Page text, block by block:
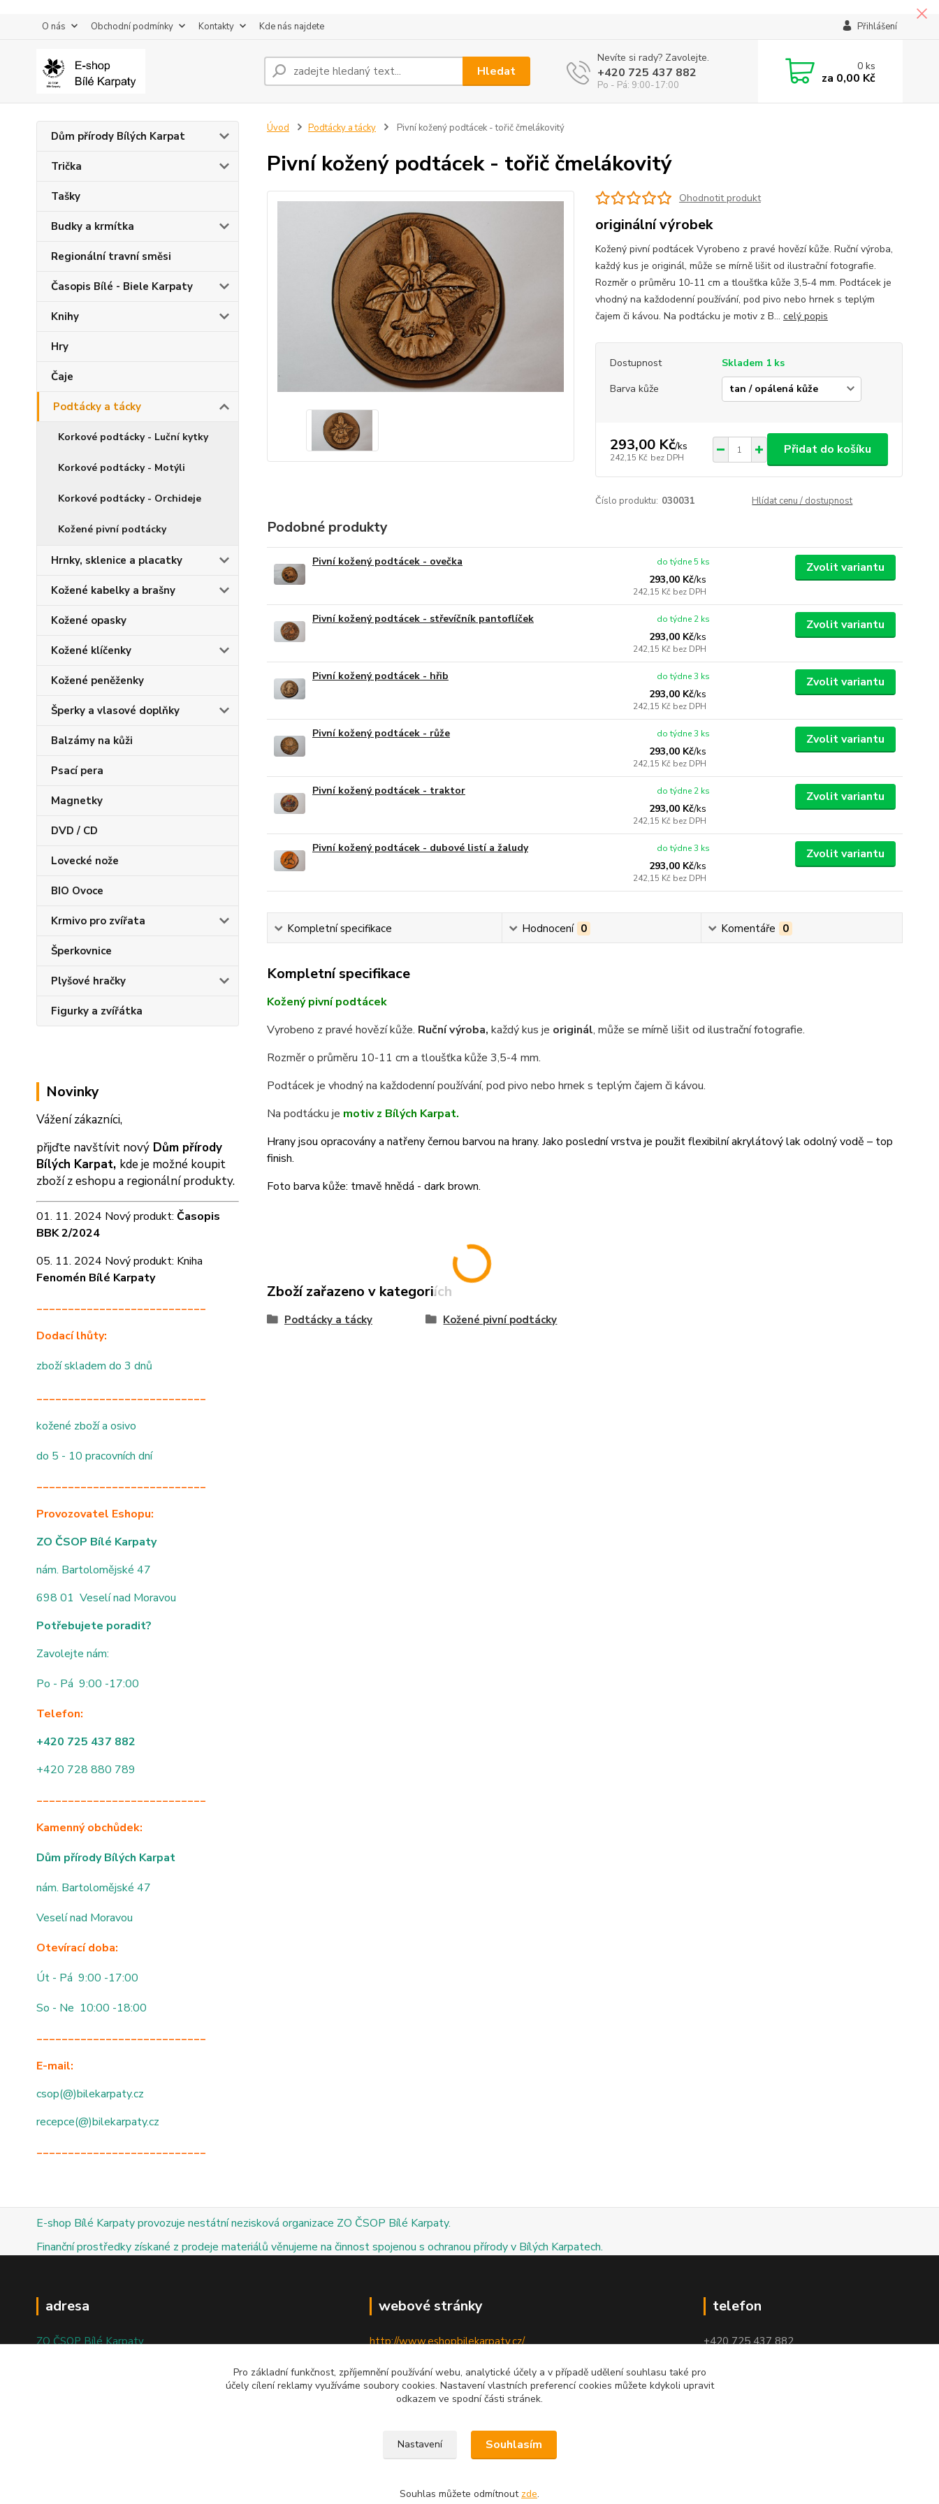
O nás Obchodní podmínky Kontakty Kde nás najdete Přihlášení
Hledat
Nevíte si rady? Zavolejte.
+420 725 437 882
Po - Pá: 9:00-17:00
0ks
za 0,00 Kč
Dům přírody Bílých Karpat
Trička
Tašky
Budky a krmítka
Regionální travní směsi
Časopis Bílé - Biele Karpaty
Knihy
Hry
Čaje
Podtácky a tácky
Korkové podtácky - Luční kytky
Korkové podtácky - Motýli
Korkové podtácky - Orchideje
Kožené pivní podtácky
Hrnky, sklenice a placatky
Kožené kabelky a brašny
Kožené opasky
Kožené klíčenky
Kožené peněženky
Šperky a vlasové doplňky
Balzámy na kůži
Psací pera
Magnetky
DVD / CD
Lovecké nože
BIO Ovoce
Krmivo pro zvířata
Šperkovnice
Plyšové hračky
Figurky a zvířátka
Novinky
Vážení zákazníci,
přijďte navštívit nový Dům přírody
Bílých Karpat, kde je možné koupit
zboží z eshopu a regionální produkty.
01. 11. 2024 Nový produkt: Časopis
BBK 2/2024
05. 11. 2024 Nový produkt: Kniha
Fenomén Bílé Karpaty
___________________________
Dodací lhůty:
zboží skladem do 3 dnů
___________________________
kožené zboží a osivo
do 5 - 10 pracovních dní
___________________________
Provozovatel Eshopu:
ZO ČSOP Bílé Karpaty
nám. Bartolomějské 47
698 01 Veselí nad Moravou
Potřebujete poradit?
Zavolejte nám:
Po - Pá 9:00 -17:00
Telefon:
+420 725 437 882
+420 728 880 789
___________________________
Kamenný obchůdek:
Dům přírody Bílých Karpat
nám. Bartolomějské 47
Veselí nad Moravou
Otevírací doba:
Út - Pá 9:00 -17:00
So - Ne 10:00 -18:00
___________________________
E-mail:
csop(@)bilekarpaty.cz
recepce(@)bilekarpaty.cz
___________________________
Úvod Podtácky a tácky Pivní kožený podtácek - tořič čmelákovitý
Pivní kožený podtácek - tořič čmelákovitý
Ohodnotit produkt
originální výrobek
Kožený pivní podtácek Vyrobeno z pravé hovězí kůže. Ruční výroba,
každý kus je originál, může se mírně lišit od ilustrační fotografie.
Rozměr o průměru 10-11 cm a tloušťka kůže 3,5-4 mm. Podtácek je
vhodný na každodenní používání, pod pivo nebo hrnek s teplým
čajem či kávou. Na podtácku je motiv z B... celý popis
Dostupnost
Skladem 1 ks
Barva kůže
293,00 Kč/ks
242,15 Kč bez DPH
Přidat do košíku
Číslo produktu: 030031 Hlídat cenu / dostupnost
Podobné produkty
Pivní kožený podtácek - ovečka
293,00 Kč/ks
242,15 Kč bez DPH
do týdne 5 ks Zvolit variantu
Pivní kožený podtácek - střevíčník pantoflíček
293,00 Kč/ks
242,15 Kč bez DPH
do týdne 2 ks Zvolit variantu
Pivní kožený podtácek - hřib
293,00 Kč/ks
242,15 Kč bez DPH
do týdne 3 ks Zvolit variantu
Pivní kožený podtácek - růže
293,00 Kč/ks
242,15 Kč bez DPH
do týdne 3 ks Zvolit variantu
Pivní kožený podtácek - traktor
293,00 Kč/ks
242,15 Kč bez DPH
do týdne 2 ks Zvolit variantu
Pivní kožený podtácek - dubové listí a žaludy
293,00 Kč/ks
242,15 Kč bez DPH
do týdne 3 ks Zvolit variantu
Kompletní specifikace Hodnocení 0 Komentáře 0
Kompletní specifikace
Kožený pivní podtácek
Vyrobeno z pravé hovězí kůže. Ruční výroba, každý kus je originál, může se mírně lišit od ilustrační fotografie.
Rozměr o průměru 10-11 cm a tloušťka kůže 3,5-4 mm.
Podtácek je vhodný na každodenní používání, pod pivo nebo hrnek s teplým čajem či kávou.
Na podtácku je motiv z Bílých Karpat.
Hrany jsou opracovány a natřeny černou barvou na hrany. Jako poslední vrstva je použit flexibilní akrylátový lak odolný vodě – top
finish.
Foto barva kůže: tmavě hnědá - dark brown.
Zboží zařazeno v kategoriích
Podtácky a tácky Kožené pivní podtácky
E-shop Bílé Karpaty provozuje nestátní nezisková organizace ZO ČSOP Bílé Karpaty.
Finanční prostředky získané z prodeje materiálů věnujeme na činnost spojenou s ochranou přírody v Bílých Karpatech.
adresa
ZO ČSOP Bílé Karpaty
webové stránky
http://www.eshopbilekarpaty.cz/
http://csop.bilekarpaty.cz/
http://www.dumprirody.cz/bilekarpaty
telefon
+420 725 437 882
+420 727 880 789
Pro základní funkčnost, zpříjemnění používání webu, analytické účely a v případě udělení souhlasu také pro
účely cílení reklamy využíváme soubory cookies. Nastavení vlastních preferencí cookies můžete kdykoli upravit
odkazem ve spodní části stránek.
Nastavení Souhlasím
Souhlas můžete odmítnout zde.